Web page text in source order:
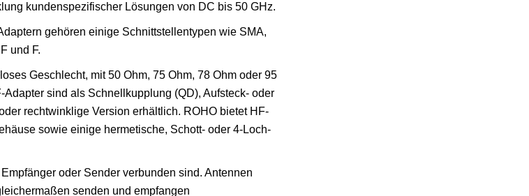
kundenspezifischer Lösungen von DC bis 50 GHz.
gehören einige Schnittstellentypen wie SMA,
und F.
Geschlecht, mit 50 Ohm, 75 Ohm, 78 Ohm oder 95
sind als Schnellkupplung (QD), Aufsteck- oder
rechtwinklige Version erhältlich. ROHO bietet HF-
sowie einige hermetische, Schott- oder 4-Loch-
oder Sender verbunden sind. Antennen
senden und empfangen